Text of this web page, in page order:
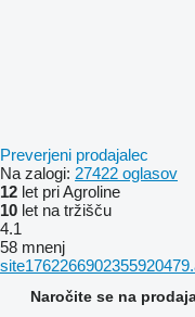
Preverjeni prodajalec
Na zalogi: 27422 oglasov
12 let pri Agroline
10 let na tržišču
4.1
58 mnenj
Naročite se na